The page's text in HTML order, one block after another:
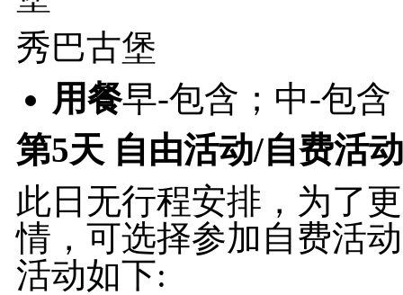
秀巴古堡
用餐早-包含；中-包
第5天 自由活动/自费活
此日无行程安排，为了
情，可选择参加自费活
活动如下: